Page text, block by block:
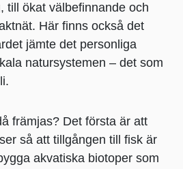
till ökat välbefinnande och
Här finns också det
jämte det personliga
natursystemen – det som
främjas? Det första är att
så att tillgången till fisk är
akvatiska biotoper som